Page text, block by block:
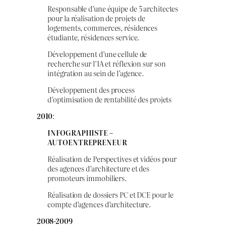
Responsable d’une équipe de 5 architectes
pour la réalisation de projets de
logements, commerces, résidences
étudiante, résidences service.
Développement d’une cellule de
recherche sur l’IA et réflexion sur son
intégration au sein de l’agence.
Développement des process
d’optimisation de rentabilité des projets
2010:
INFOGRAPHISTE –
AUTOENTREPRENEUR
Réalisation de Perspectives et vidéos pour
des agences d’architecture et des
promoteurs immobiliers.
Réalisation de dossiers PC et DCE pour le
compte d’agences d’architecture.
2008-2009